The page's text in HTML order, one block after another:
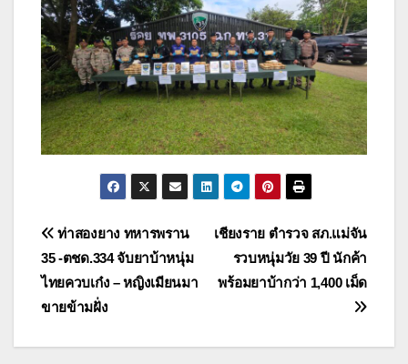
แนะแนว
เรื่อง
เชียงราย ตำรวจ สภ.แม่จัน
รวบหนุ่มวัย 39 ปี นักค้า
พร้อมยาบ้ากว่า 1,400 เม็ด
ท่าสองยาง ทหารพราน
35 -ตชด.334 จับยาบ้าหนุ่ม
ไทยควบเก๋ง – หญิงเมียนมา
ขายข้ามฝั่ง